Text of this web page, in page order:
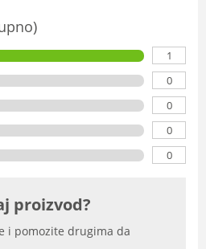
1
0
0
0
0
proizvod?
i pomozite drugima da